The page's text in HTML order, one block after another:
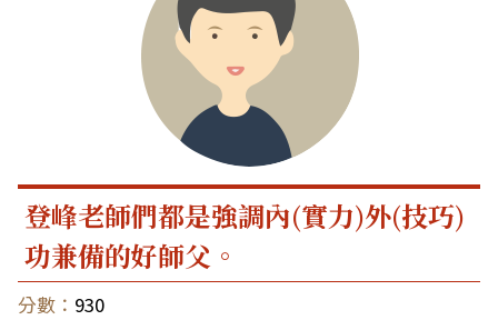
登峰老師們都是強調內(實力)外(技巧)
功兼備的好師父。
930